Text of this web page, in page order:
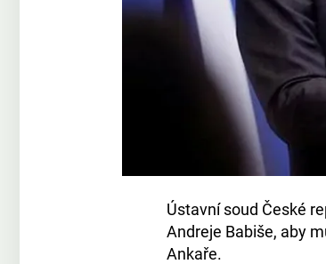
Ústavní soud České
Andreje Babiše, aby
Ankaře.